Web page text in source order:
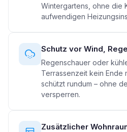
Wintergartens, ohne die
aufwendigen
Schutz vor Wind,
Regenschauer oder
Terrassenzeit kein Ende
schützt rundum – ohne
versperren.
Zusätzlicher